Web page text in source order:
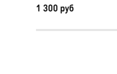
1 300 руб